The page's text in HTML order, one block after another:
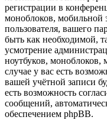
регистрации в
моноблоков, мобильной
пользователя, вашего
быть как необходимой,
усмотрение
ноутбуков,
случае у вас есть
вашей учётной записи
есть возможность
сообщений,
обеспечением phpBB.